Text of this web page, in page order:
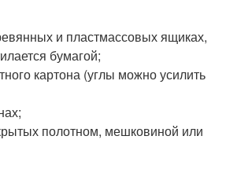
и пластмассовых ящиках,
бумагой;
картона (углы можно усилить
полотном, мешковиной или